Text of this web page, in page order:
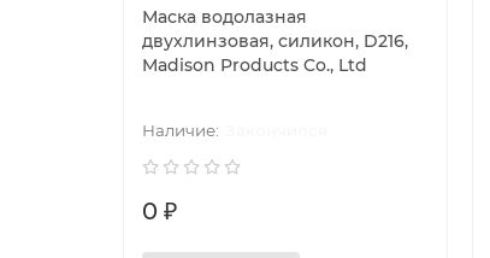
Маска водолазная
двухлинзовая, силикон, D216,
Madison Products Co., Ltd
0 ₽